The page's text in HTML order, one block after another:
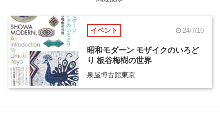
COLUMN
コラム イベント 24/7/10
昭和モダーン モザイクのいろど
り 板谷梅樹の世界
泉屋博古館東京